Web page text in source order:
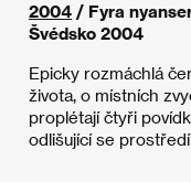
2004 / Fyra
Švédsko 2004
Epicky rozmáchlá
života, o místních
proplétají čtyři
odlišující se